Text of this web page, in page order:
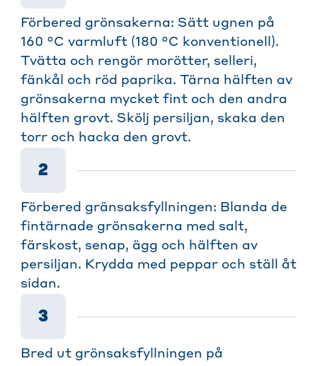
Förbered grönsakerna: Sätt ugnen på
160 °C varmluft (180 °C konventionell).
Tvätta och rengör morötter, selleri,
fänkål och röd paprika. Tärna hälften av
grönsakerna mycket fint och den andra
hälften grovt. Skölj persiljan, skaka den
torr och hacka den grovt.
2
Förbered gränsaksfyllningen: Blanda de
fintärnade grönsakerna med salt,
färskost, senap, ägg och hälften av
persiljan. Krydda med peppar och ställ åt
sidan.
3
Bred ut grönsaksfyllningen på